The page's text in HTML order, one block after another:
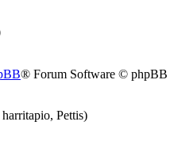
® Forum Software © phpBB
Pettis)